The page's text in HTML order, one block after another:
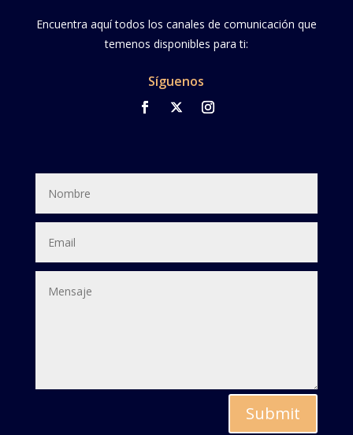
Encuentra aquí todos los canales de comunicación que
temenos disponibles para ti:
Síguenos
Submit